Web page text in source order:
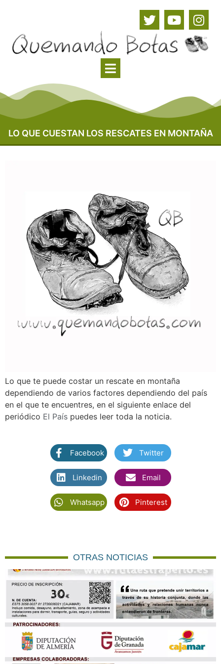
LO QUE CUESTAN LOS RESCATES EN MONTAÑA
Lo que te puede costar un rescate en montaña
dependiendo de varios factores dependiendo del país
en el que te encuentres, en el siguiente enlace del
periódico El País puedes leer toda la noticia.
Facebook Twitter
Linkedin Email
Whatsapp Pinterest
OTRAS NOTICIAS